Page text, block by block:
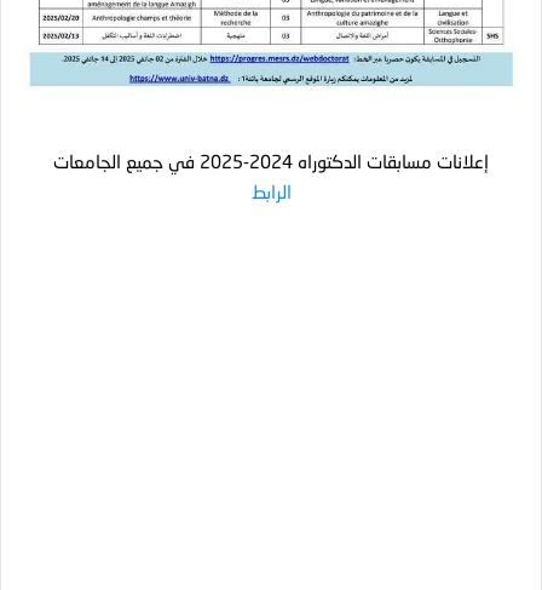
إعلانات مسابقات الدكتوراه 2024-2025 في جميع الجامعات
الرابط